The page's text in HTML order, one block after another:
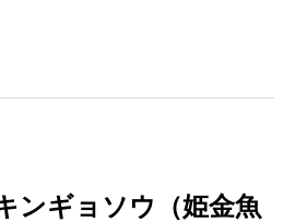
ンギョソウ（姫金魚